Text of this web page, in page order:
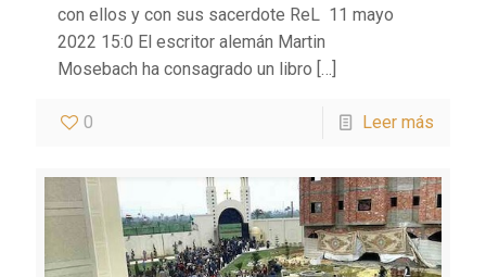
con ellos y con sus sacerdote ReL 11 mayo
2022 15:0 El escritor alemán Martin
Mosebach ha consagrado un libro […]
0 Leer más